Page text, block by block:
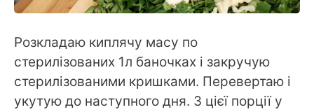
Розкладаю киплячу масу по
стерилізованих 1л баночках і закручую
стерилізованими кришками. Перевертаю і
укутую до наступного дня. З цієї порції у